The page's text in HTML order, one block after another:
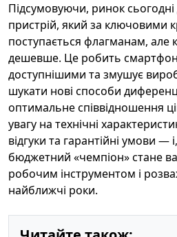
Підсумовуючи, ринок
пристрій, який за ключовими
поступається флагманам, але
дешевше. Це робить
доступнішими та змушує
шукати нові способи
оптимальне співвідношення
увагу на технічні
відгуки та гарантійні умови
бюджетний «чемпіон» стане
робочим інструментом і
найближчі роки.